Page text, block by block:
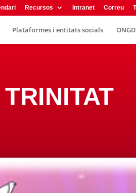
Recursos Intranet Correu
Plataformes i entitats socials ONGD